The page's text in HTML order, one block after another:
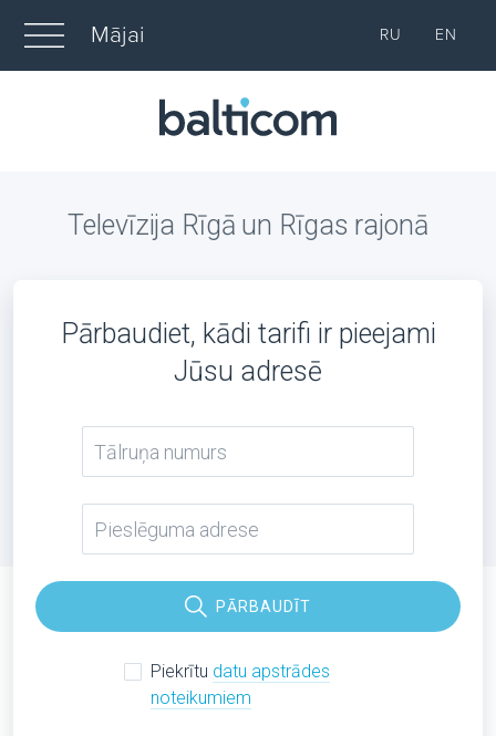
Mājai RU EN
Televīzija Rīgā un Rīgas rajonā
Pārbaudiet, kādi tarifi ir pieejami
Jūsu adresē
PĀRBAUDĪT
Piekrītu datu apstrādes
noteikumiem